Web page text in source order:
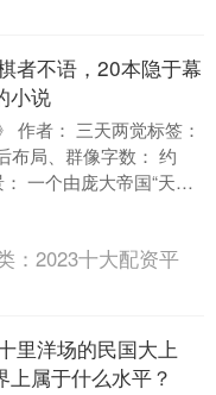
者不语，20本隐于幕
小说
作者： 三天两觉标签：
布局、群像字数： 约
一个由庞大帝国“天
球，超能力者被称作“....
： 2023十大配资平
里洋场的民国大上
上属于什么水平？